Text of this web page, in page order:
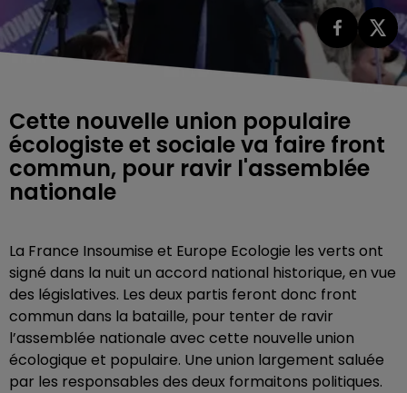
Cette nouvelle union populaire
écologiste et sociale va faire front
commun, pour ravir l'assemblée
nationale
La France Insoumise et Europe Ecologie les verts ont
signé dans la nuit un accord national historique, en vue
des législatives. Les deux partis feront donc front
commun dans la bataille, pour tenter de ravir
l’assemblée nationale avec cette nouvelle union
écologique et populaire. Une union largement saluée
par les responsables des deux formaitons politiques.